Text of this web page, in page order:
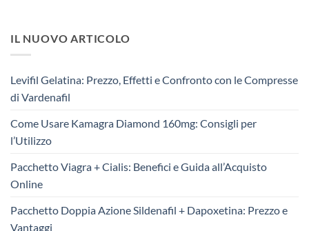
IL NUOVO ARTICOLO
Levifil Gelatina: Prezzo, Effetti e Confronto con le Compresse
di Vardenafil
Come Usare Kamagra Diamond 160mg: Consigli per
l’Utilizzo
Pacchetto Viagra + Cialis: Benefici e Guida all’Acquisto
Online
Pacchetto Doppia Azione Sildenafil + Dapoxetina: Prezzo e
Vantaggi